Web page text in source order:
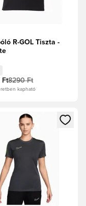
R-GOL Tiszta -
Ft8290 Ft
kapható
vagy a tagként
egy modált a